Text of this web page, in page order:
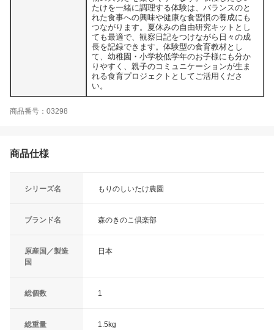
たけを一緒に調理する体験は、バランスのと
れた食事への興味や健康な食習慣の養成にも
つながります。夏休みの自由研究キットとし
ても最適で、観察日記をつけながら日々の成
長を記録できます。体験型の食育教材とし
て、幼稚園・小学校低学年のお子様にも分か
りやすく、親子のコミュニケーションが生ま
れる食育プロジェクトとしてご活用くださ
い。
商品番号：03298
商品仕様
シリーズ名 もりのしいたけ農園
ブランド名 森のきのこ倶楽部
原産国／製造
国
日本
総個数 1
総重量 1.5kg